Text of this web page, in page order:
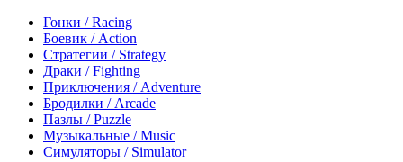
Гонки / Racing
Боевик / Action
Стратегии / Strategy
Драки / Fighting
Приключения / Adventure
Бродилки / Arcade
Пазлы / Puzzle
Музыкальные / Music
Симуляторы / Simulator